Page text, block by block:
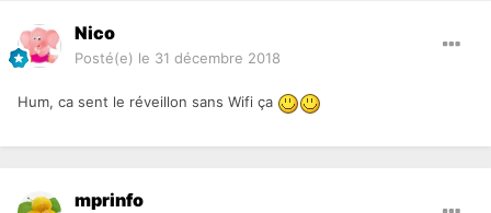
Nico
Posté(e) le 31 décembre 2018
Hum, ca sent le réveillon sans Wifi ça
mprinfo